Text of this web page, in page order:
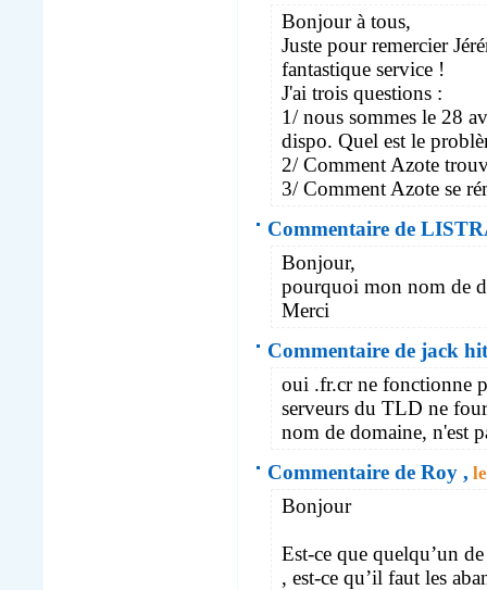
Bonjour à tous,
Juste pour remercier
fantastique service !
J'ai trois questions :
1/ nous sommes le 28
dispo. Quel est le
2/ Comment Azote
3/ Comment Azote se
Commentaire de
Bonjour,
pourquoi mon nom de
Merci
Commentaire de jack
oui .fr.cr ne fonctionne
serveurs du TLD ne
nom de domaine, n'est
Commentaire de Roy ,
Bonjour
Est-ce que quelqu’un
, est-ce qu’il faut les